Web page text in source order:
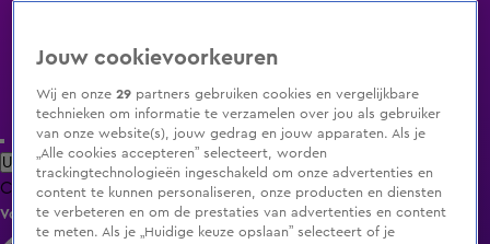
Uitzending Gemist Populaire programma's Zenders Genres
ClipsFilmsRadioSmart TV inlogShop
Volg KIJK
Jouw cookievoorkeuren
Wij en onze29 partners gebruiken cookies en vergelijkbare
technieken om informatie te verzamelen over jou als gebruiker
van onze website(s), jouw gedrag en jouw apparaten. Als je
„Alle cookies accepteren” selecteert, worden
trackingtechnologieën ingeschakeld om onze advertenties en
content te kunnen personaliseren, onze producten en diensten
te verbeteren en om de prestaties van advertenties en content
te meten. Als je „Huidige keuze opslaan” selecteert of je